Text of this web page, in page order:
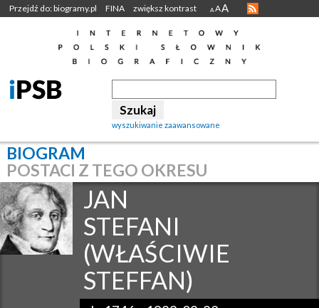
Przejdź do: biogramy.pl FINA zwiększ kontrast A AA
wyszukiwanie zaawansowane
BIOGRAM
POSTACI Z TEGO OKRESU
JAN
STEFANI
(WŁAŚCIWIE
STEFFAN)